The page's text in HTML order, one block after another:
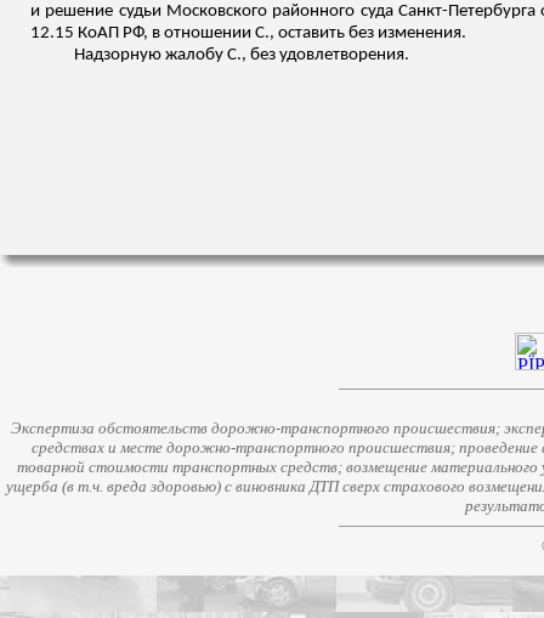
и решение судьи Московского районного суда Санкт-
12.15 КоАП РФ, в отношении С., оставить без изменения.
Надзорную жалобу С., без удовлетворения.
Экспертиза обстоятельств дорожно-транспортного происшествия;
средствах и месте дорожно-транспортного происшествия;
товарной стоимости транспортных средств; возмещение
ущерба (в т.ч. вреда здоровью) с виновника ДТП сверх страхового